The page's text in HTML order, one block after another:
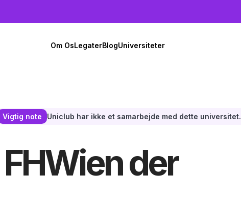
Om OsLegaterBlogUniversiteter
Vigtig note Uniclub har ikke et samarbejde med dette universitet.
der